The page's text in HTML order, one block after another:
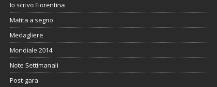
Io scrivo Fiorentina
Matita a segno
Medagliere
Mondiale 2014
Note Settimanali
Post-gara